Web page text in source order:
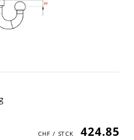
424.85